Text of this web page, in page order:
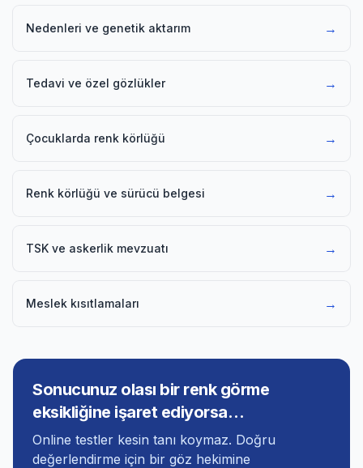
Nedenleri ve genetik aktarım →
Tedavi ve özel gözlükler →
Çocuklarda renk körlüğü →
Renk körlüğü ve sürücü belgesi →
TSK ve askerlik mevzuatı →
Meslek kısıtlamaları →
Sonucunuz olası bir renk görme
eksikliğine işaret ediyorsa…
Online testler kesin tanı koymaz. Doğru
değerlendirme için bir göz hekimine